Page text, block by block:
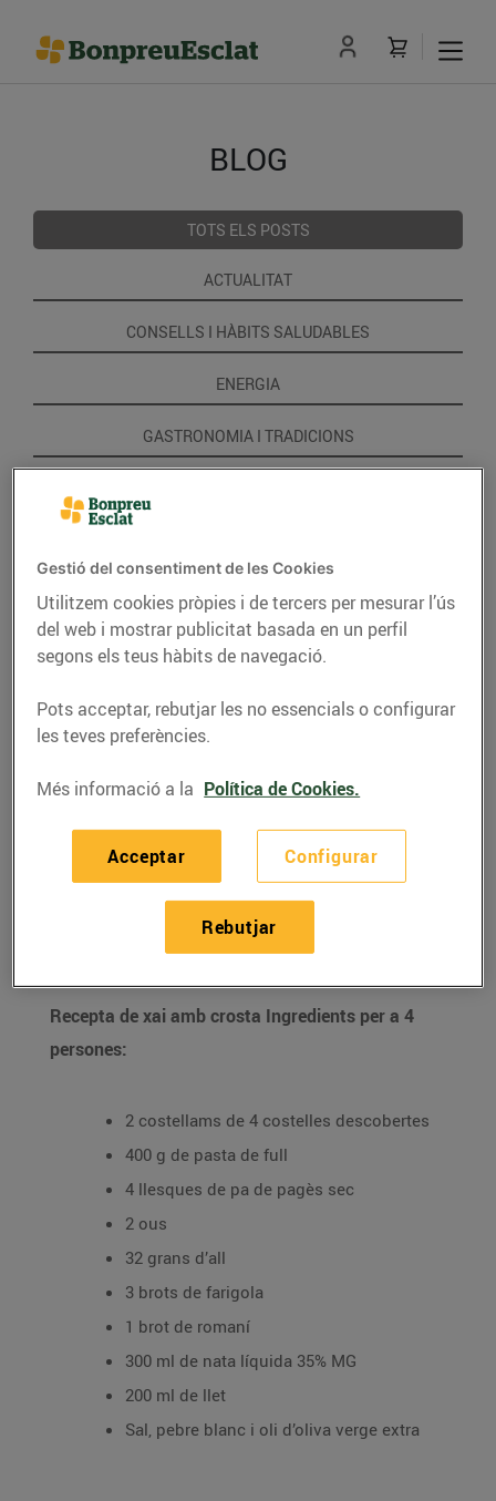
BLOG
TOTS ELS POSTS
ACTUALITAT
CONSELLS I HÀBITS SALUDABLES
ENERGIA
GASTRONOMIA I TRADICIONS
Recepta de xai amb
Recepta de xai amb crosta Ingredients per a 4
persones:
2 costellams de 4 costelles descobertes
400 g de pasta de full
4 llesques de pa de pagès sec
2 ous
32 grans d’all
3 brots de farigola
1 brot de romaní
300 ml de nata líquida 35% MG
200 ml de llet
Sal, pebre blanc i oli d’oliva verge extra
Gestió del consentiment de les Cookies
Utilitzem cookies pròpies i de tercers per mesurar l’ús
del web i mostrar publicitat basada en un perfil
segons els teus hàbits de navegació.
Pots acceptar, rebutjar les no essencials o configurar
les teves preferències.
Més informació a la Política de Cookies.
Configurar
Rebutjar
Acceptar